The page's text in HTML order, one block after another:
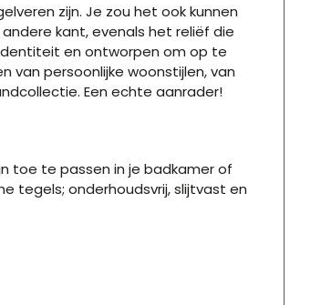
zijn. Je zou het ook kunnen
kant, evenals het reliëf die
en ontworpen om op te
van persoonlijke woonstijlen, van
Een echte aanrader!
toe te passen in je badkamer of
tegels; onderhoudsvrij, slijtvast en